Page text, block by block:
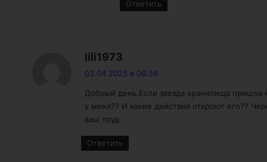
Ответить
lili1973
03.04.2025 в 06:56
Добрый день.Если звезда хранилища пришла
у меня?? И какие действия откроют его??
ваш труд
Ответить